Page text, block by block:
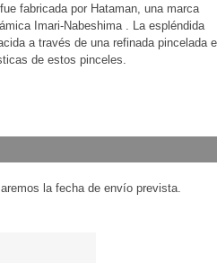
fabricada por Hataman, una marca
Imari-Nabeshima . La espléndida
a través de una refinada pincelada
de estos pinceles.
la fecha de envío prevista.